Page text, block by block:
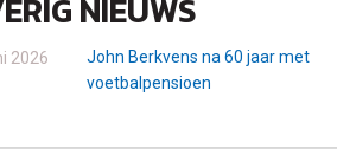
NIEUWS
2026
John Berkvens na 60 jaar met
voetbalpensioen